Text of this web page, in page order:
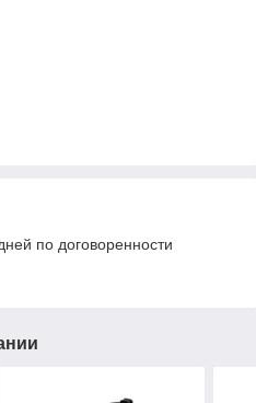
по договоренности